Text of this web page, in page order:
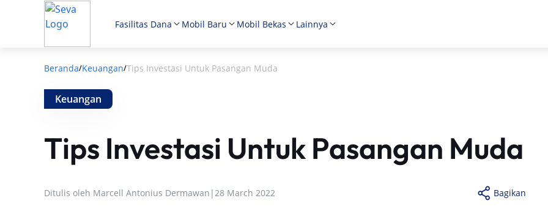
Fasilitas Dana Mobil Baru Mobil Bekas Lainnya
Beranda/Keuangan/Tips Investasi Untuk Pasangan Muda
Keuangan
Tips Investasi Untuk Pasangan Muda
Ditulis oleh Marcell Antonius Dermawan |28 March 2022 Bagikan